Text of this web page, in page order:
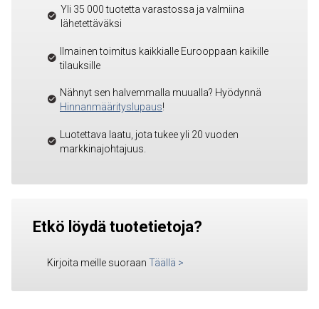
Yli 35 000 tuotetta varastossa ja valmiina
lähetettäväksi
Ilmainen toimitus kaikkialle Eurooppaan kaikille
tilauksille
Nähnyt sen halvemmalla muualla? Hyödynnä
Hinnanmäärityslupaus!
Luotettava laatu, jota tukee yli 20 vuoden
markkinajohtajuus.
Etkö löydä tuotetietoja?
Kirjoita meille suoraan Täällä >